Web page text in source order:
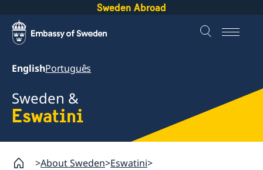
Sweden Abroad
EnglishPortuguês
Sweden &
Eswatini
About Sweden Eswatini